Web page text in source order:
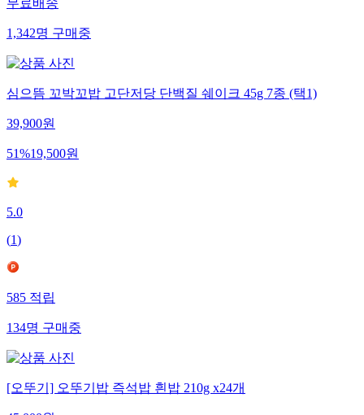
무료배송
1,342명구매중
심으뜸 꼬박꼬밥 고단저당 단백질 쉐이크 45g 7종 (택1)
39,900원
51%19,500원
5.0
(1)
585적립
134명구매중
[오뚜기] 오뚜기밥 즉석밥 흰밥 210g x24개